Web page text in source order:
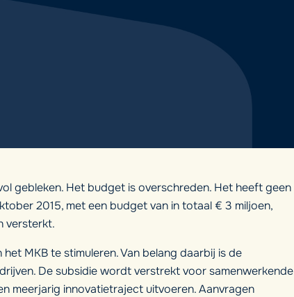
gebleken. Het budget is overschreden. Het heeft geen
2015, met een budget van in totaal € 3 miljoen,
versterkt.
MKB te stimuleren. Van belang daarbij is de
De subsidie wordt verstrekt voor samenwerkende
meerjarig innovatietraject uitvoeren. Aanvragen